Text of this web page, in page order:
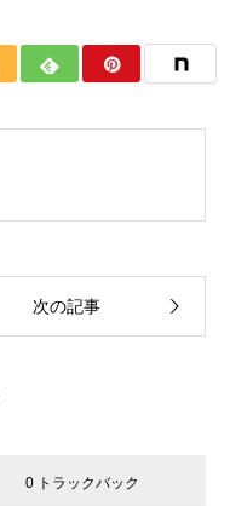
次の記事
0 トラックバック